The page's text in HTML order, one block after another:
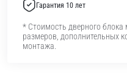
Гарантия 10 лет
* Стоимость дверного
размеров, дополнительных
монтажа.